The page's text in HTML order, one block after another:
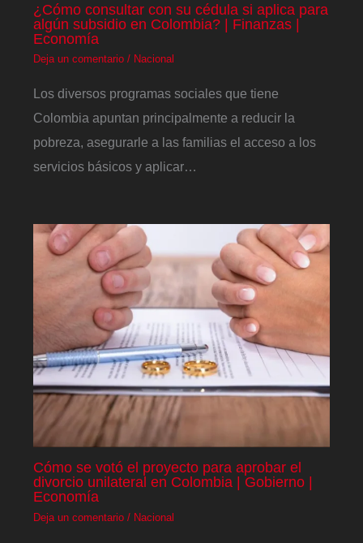
¿Cómo consultar con su cédula si aplica para
algún subsidio en Colombia? | Finanzas |
Economía
Deja un comentario / Nacional
Los diversos programas sociales que tiene
Colombia apuntan principalmente a reducir la
pobreza, asegurarle a las familias el acceso a los
servicios básicos y aplicar…
Cómo se votó el proyecto para aprobar el
divorcio unilateral en Colombia | Gobierno |
Economía
Deja un comentario / Nacional